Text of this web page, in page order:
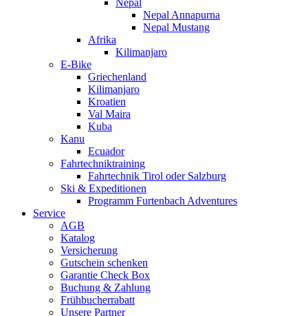
Nepal
Nepal Annapurna
Nepal Mustang
Afrika
Kilimanjaro
E-Bike
Griechenland
Kilimanjaro
Kroatien
Val Maira
Kuba
Kanu
Ecuador
Fahrtechniktraining
Fahrtechnik Tirol oder Salzburg
Ski & Expeditionen
Programm Furtenbach Adventures
Service
AGB
Katalog
Versicherung
Gutschein schenken
Garantie Check Box
Buchung & Zahlung
Frühbucherrabatt
Unsere Partner